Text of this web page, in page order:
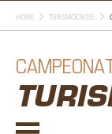
HOME TURISMOCROSS